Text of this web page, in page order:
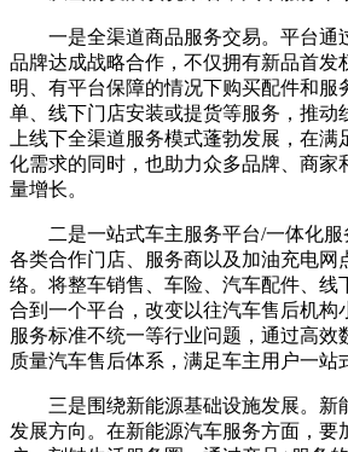
一是全渠道商品服务交易。平台通
品牌达成战略合作，不仅拥有新品首发
明、有平台保障的情况下购买配件和服
单、线下门店安装或提货等服务，推动
上线下全渠道服务模式蓬勃发展，在
化需求的同时，也助力众多品牌、商家
量增长。
二是一站式车主服务平台/一体化服
各类合作门店、服务商以及加油充电网
络。将整车销售、车险、汽车配件、线
合到一个平台，改变以往汽车售后机构
服务标准不统一等行业问题，通过高效
质量汽车售后体系，满足车主用户一站
三是围绕新能源基础设施发展。新
发展方向。在新能源汽车服务方面，要